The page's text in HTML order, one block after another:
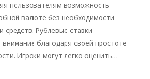
пользователям возможность
валюте без необходимости
средств. Рублевые ставки
внимание благодаря своей простоте
Игроки могут легко оценить…